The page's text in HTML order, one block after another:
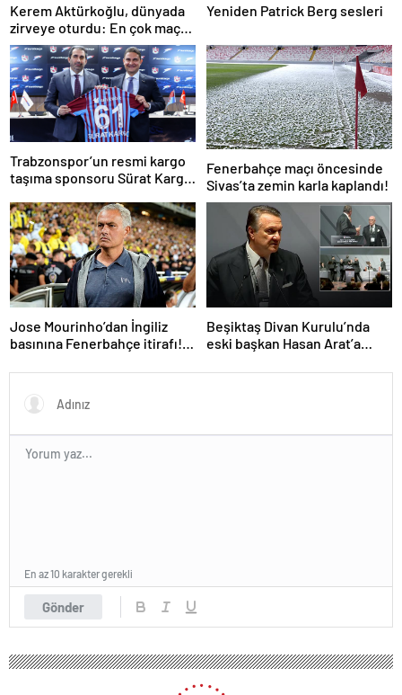
Kerem Aktürkoğlu, dünyada
zirveye oturdu: En çok maça
çıkan oyuncu!
Yeniden Patrick Berg sesleri
Trabzonspor’un resmi kargo
taşıma sponsoru Sürat Kargo
Fenerbahçe maçı öncesinde
Sivas’ta zemin karla kaplandı!
Jose Mourinho’dan İngiliz
basınına Fenerbahçe itirafı!
Beşiktaş Divan Kurulu’nda
eski başkan Hasan Arat’a
ertelendi
Gönder
En az 10 karakter gerekli